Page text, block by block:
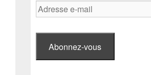
Adresse
e-
Abonnez-vous